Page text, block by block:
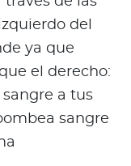
del
ya que
el derecho:
a tus
sangre